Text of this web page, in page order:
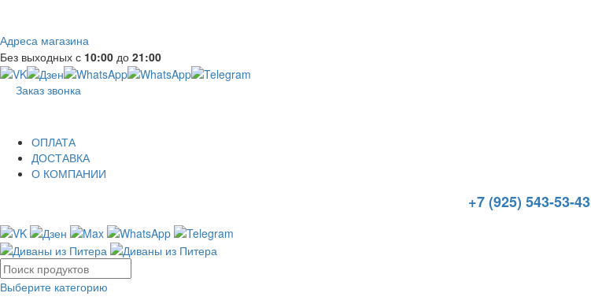
Адреса магазина
Без выходных с 10:00 до 21:00
Заказ звонка
ОПЛАТА
ДОСТАВКА
О КОМПАНИИ
+7 (925) 543-53-43
Выберите категорию